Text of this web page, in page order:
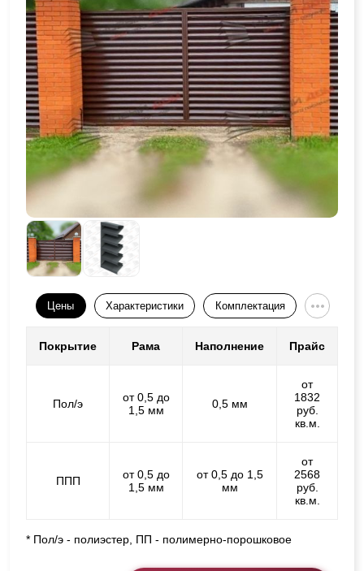
Цены Характеристики Комплектация
Покрытие Рама Наполнение Прайс
Пол/э
от 0,5 до
1,5 мм
0,5 мм
от
1832
руб.
кв.м.
ППП
от 0,5 до
1,5 мм
от 0,5 до 1,5
мм
от
2568
руб.
кв.м.
* Пол/э - полиэстер, ПП - полимерно-порошковое